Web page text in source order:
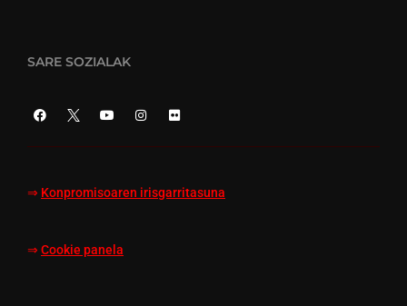
SARE SOZIALAK
⇒ Konpromisoaren irisgarritasuna
⇒ Cookie panela